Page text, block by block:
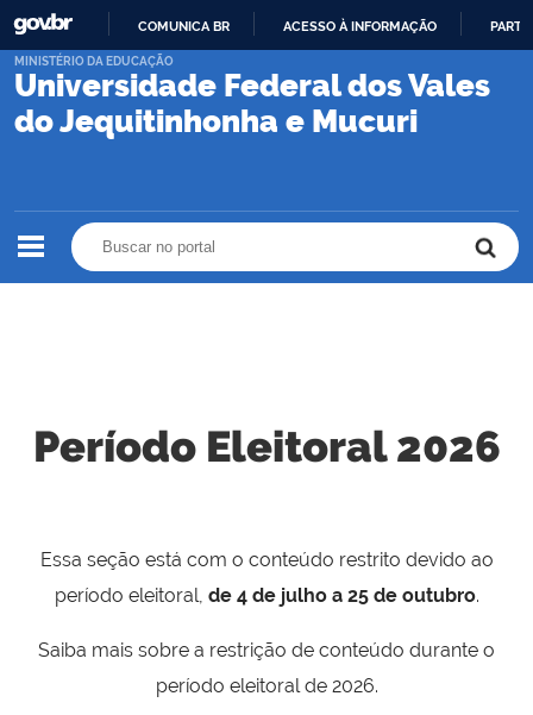
PARA
CONTEÚDO
COMUNICA BR ACESSO À INFORMAÇÃO
Universidade Federal dos Vales
do Jequitinhonha e Mucuri
MINISTÉRIO DA EDUCAÇÃO
Período Eleitoral 2026
Essa seção está com o conteúdo restrito devido ao
período eleitoral, de 4 de julho a 25 de outubro.
Saiba mais sobre a restrição de conteúdo durante o
período eleitoral de 2026.